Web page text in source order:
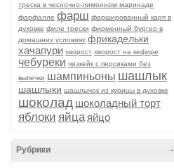
треска в чесночно-лимонном маринаде
фарфалле фарш фаршированный карп в
духовке филе трески фирменный бургер в
домашних условиях фрикадельки
хачапури хворост хворост на кефире
чебуреки чизкейк с персиками без
выпечки шампиньоны шашлык
шашлыки шашлычок из курицы в духовке
шоколад шоколадный торт
яблоки яйца яйцо
-
Рубрики